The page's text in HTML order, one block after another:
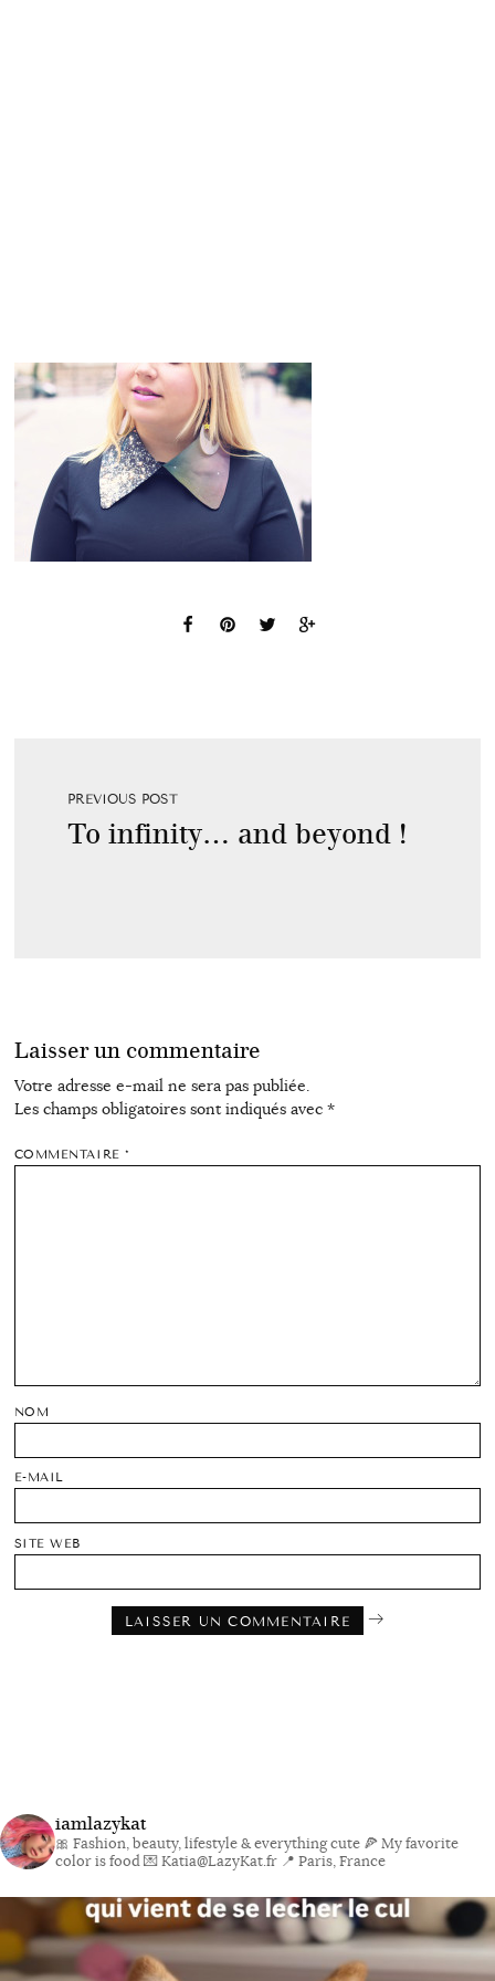
PREVIOUS POST
To infinity… and beyond !
Laisser un commentaire
Votre adresse e-mail ne sera pas publiée.
Les champs obligatoires sont indiqués avec *
COMMENTAIRE*
NOM
E-MAIL
SITE WEB
iamlazykat
🎀 Fashion, beauty, lifestyle & everything cute 🍕 My favorite
color is food💌 Katia@LazyKat.fr 📍 Paris, France